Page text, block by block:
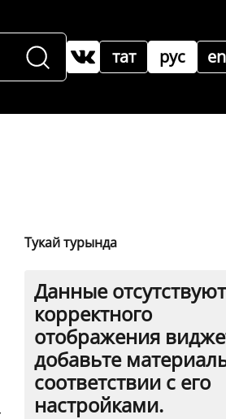
рус
тат
Тукай турында
Данные
корректного
отображения
добавьте
соответствии с его
настройками.